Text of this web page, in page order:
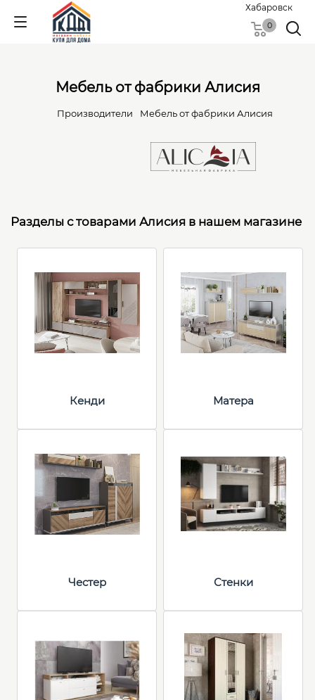
Хабаровск
0
Мебель от фабрики Алисия
Производители Мебель от фабрики Алисия
Разделы с товарами Алисия в нашем магазине
Кенди Матера
Честер Стенки